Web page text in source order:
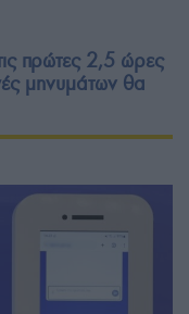
πρώτες 2,5 ώρες
μηνυμάτων θα